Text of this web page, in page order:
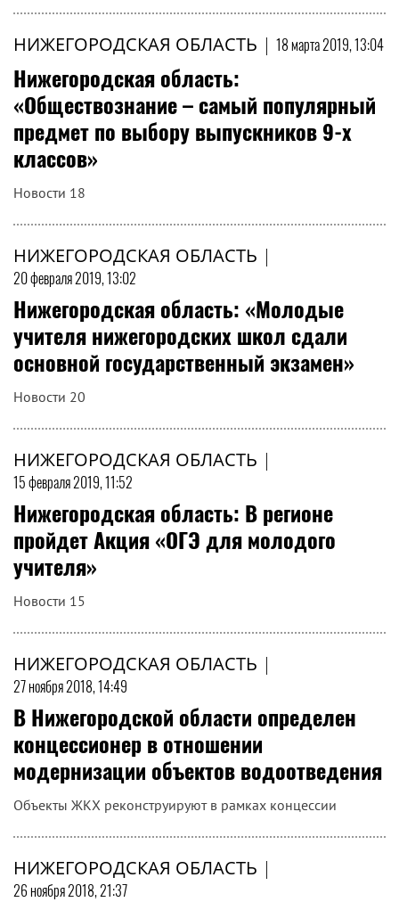
НИЖЕГОРОДСКАЯ ОБЛАСТЬ | 18 марта 2019, 13:04
Нижегородская область:
«Обществознание – самый популярный
предмет по выбору выпускников 9-х
классов»
Новости 18
НИЖЕГОРОДСКАЯ ОБЛАСТЬ |
20 февраля 2019, 13:02
Нижегородская область: «Молодые
учителя нижегородских школ сдали
основной государственный экзамен»
Новости 20
НИЖЕГОРОДСКАЯ ОБЛАСТЬ |
15 февраля 2019, 11:52
Нижегородская область: В регионе
пройдет Акция «ОГЭ для молодого
учителя»
Новости 15
НИЖЕГОРОДСКАЯ ОБЛАСТЬ |
27 ноября 2018, 14:49
В Нижегородской области определен
концессионер в отношении
модернизации объектов водоотведения
Объекты ЖКХ реконструируют в рамках концессии
НИЖЕГОРОДСКАЯ ОБЛАСТЬ |
26 ноября 2018, 21:37